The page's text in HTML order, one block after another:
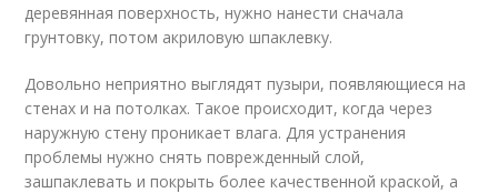
деревянная поверхность, нужно нанести сначала
грунтовку, потом акриловую шпаклевку.
Довольно неприятно выглядят пузыри, появляющиеся на
стенах и на потолках. Такое происходит, когда через
наружную стену проникает влага. Для устранения
проблемы нужно снять поврежденный слой,
зашпаклевать и покрыть более качественной краской, а